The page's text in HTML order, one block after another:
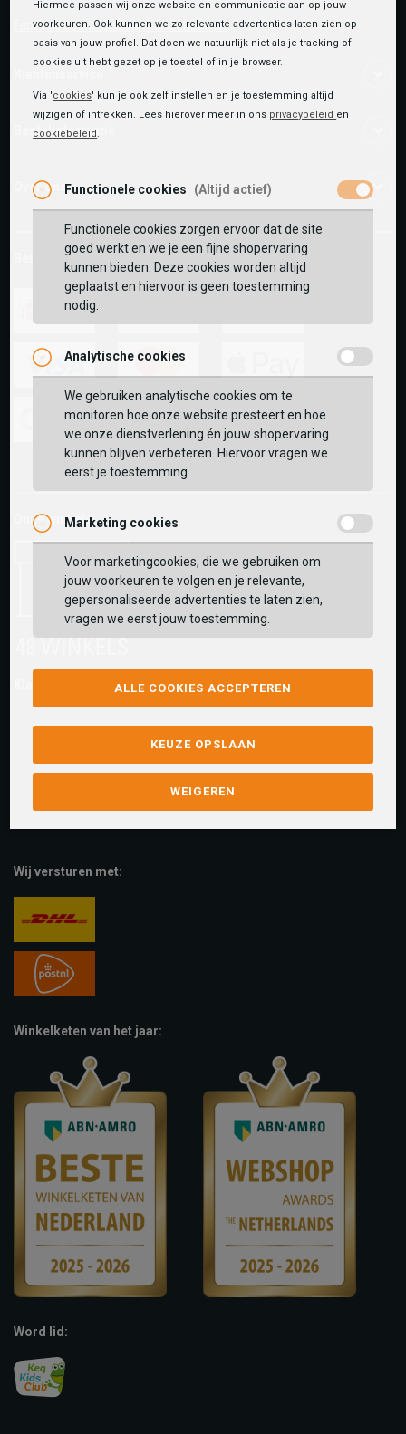
facebook.com/SchuurmanSchoenen
Bestelinformatie
Over ons
Betaalmethoden
mastercard
apple-
pay
fashion-
cheque
vvv-
Onze winkels:
Klantwaarderingen:
Wij versturen met:
Winkelketen van het jaar:
Word lid:
Hiermee passen wij onze website en communicatie aan op jouw
voorkeuren. Ook kunnen we zo relevante advertenties laten zien op
basis van jouw profiel. Dat doen we natuurlijk niet als je tracking of
cookies uit hebt gezet op je toestel of in je browser.
Via 'cookies' kun je ook zelf instellen en je toestemming altijd
wijzigen of intrekken. Lees hierover meer in ons privacybeleid en
cookiebeleid.
Functionele cookies (Altijd actief)
Functionele cookies zorgen ervoor dat de site
goed werkt en we je een fijne shopervaring
kunnen bieden. Deze cookies worden altijd
geplaatst en hiervoor is geen toestemming
nodig.
Analytische cookies
We gebruiken analytische cookies om te
monitoren hoe onze website presteert en hoe
we onze dienstverlening én jouw shopervaring
kunnen blijven verbeteren. Hiervoor vragen we
eerst je toestemming.
Marketing cookies
Voor marketingcookies, die we gebruiken om
jouw voorkeuren te volgen en je relevante,
gepersonaliseerde advertenties te laten zien,
vragen we eerst jouw toestemming.
ALLE COOKIES ACCEPTEREN
KEUZE OPSLAAN
WEIGEREN